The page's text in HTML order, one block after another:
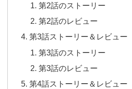
第2話のストーリー
第2話のレビュー
第3話ストーリー＆レビュー
第3話のストーリー
第3話のレビュー
第4話ストーリー＆レビュー